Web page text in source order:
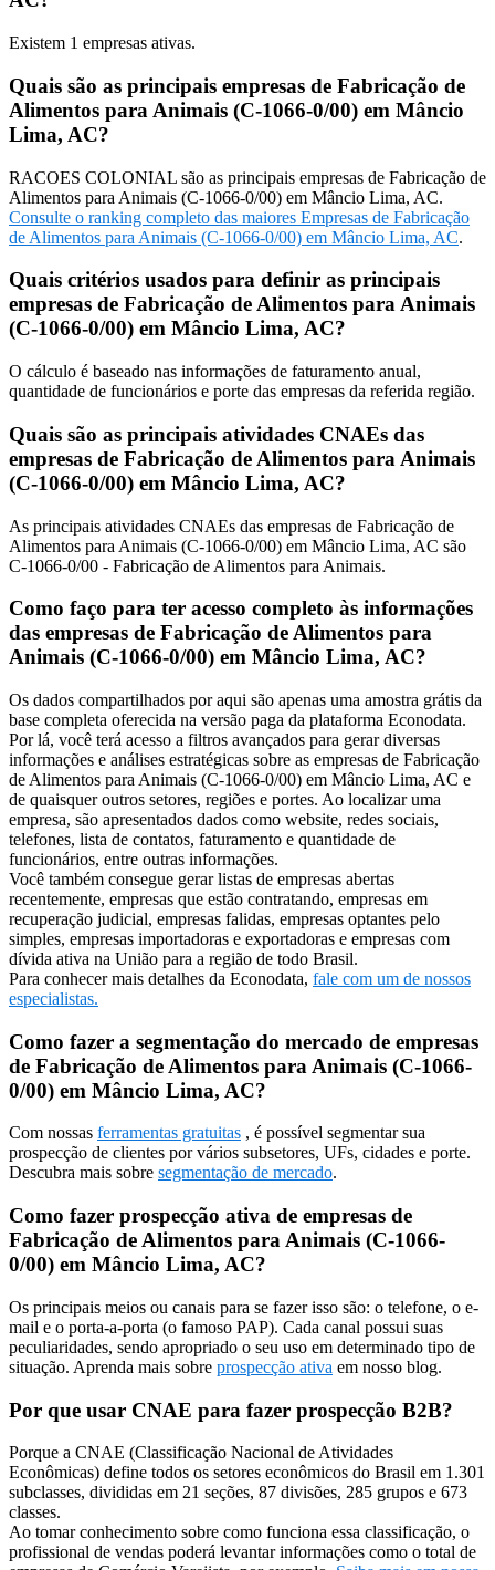
Existem 1 empresas ativas.
Quais são as principais empresas de Fabricação de
Alimentos para Animais (C-1066-0/00) em Mâncio
Lima, AC?
RACOES COLONIAL são as principais empresas de Fabricação de
Alimentos para Animais (C-1066-0/00) em Mâncio Lima, AC.
Consulte o ranking completo das maiores Empresas de Fabricação
de Alimentos para Animais (C-1066-0/00) em Mâncio Lima, AC.
Quais critérios usados para definir as principais
empresas de Fabricação de Alimentos para Animais
(C-1066-0/00) em Mâncio Lima, AC?
O cálculo é baseado nas informações de faturamento anual,
quantidade de funcionários e porte das empresas da referida região.
Quais são as principais atividades CNAEs das
empresas de Fabricação de Alimentos para Animais
(C-1066-0/00) em Mâncio Lima, AC?
As principais atividades CNAEs das empresas de Fabricação de
Alimentos para Animais (C-1066-0/00) em Mâncio Lima, AC são
C-1066-0/00 - Fabricação de Alimentos para Animais.
Como faço para ter acesso completo às informações
das empresas de Fabricação de Alimentos para
Animais (C-1066-0/00) em Mâncio Lima, AC?
Os dados compartilhados por aqui são apenas uma amostra grátis da
base completa oferecida na versão paga da plataforma Econodata.
Por lá, você terá acesso a filtros avançados para gerar diversas
informações e análises estratégicas sobre as empresas de Fabricação
de Alimentos para Animais (C-1066-0/00) em Mâncio Lima, AC e
de quaisquer outros setores, regiões e portes. Ao localizar uma
empresa, são apresentados dados como website, redes sociais,
telefones, lista de contatos, faturamento e quantidade de
funcionários, entre outras informações.
Você também consegue gerar listas de empresas abertas
recentemente, empresas que estão contratando, empresas em
recuperação judicial, empresas falidas, empresas optantes pelo
simples, empresas importadoras e exportadoras e empresas com
dívida ativa na União para a região de todo Brasil.
Para conhecer mais detalhes da Econodata, fale com um de nossos
especialistas.
Como fazer a segmentação do mercado de empresas
de Fabricação de Alimentos para Animais (C-1066-
0/00) em Mâncio Lima, AC?
Com nossas ferramentas gratuitas , é possível segmentar sua
prospecção de clientes por vários subsetores, UFs, cidades e porte.
Descubra mais sobre segmentação de mercado.
Como fazer prospecção ativa de empresas de
Fabricação de Alimentos para Animais (C-1066-
0/00) em Mâncio Lima, AC?
Os principais meios ou canais para se fazer isso são: o telefone, o e-
mail e o porta-a-porta (o famoso PAP). Cada canal possui suas
peculiaridades, sendo apropriado o seu uso em determinado tipo de
situação. Aprenda mais sobre prospecção ativa em nosso blog.
Por que usar CNAE para fazer prospecção B2B?
Porque a CNAE (Classificação Nacional de Atividades
Econômicas) define todos os setores econômicos do Brasil em 1.301
subclasses, divididas em 21 seções, 87 divisões, 285 grupos e 673
classes.
Ao tomar conhecimento sobre como funciona essa classificação, o
profissional de vendas poderá levantar informações como o total de